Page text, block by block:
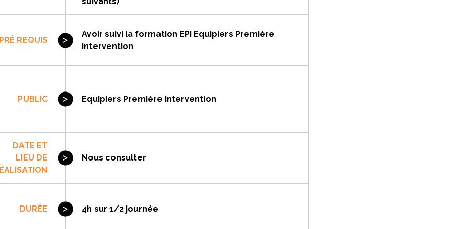
REQUIS
Avoir suivi la formation EPI Equipiers Première
Intervention
PUBLIC Equipiers Première Intervention
DATE ET
LIEU DE
Nous consulter
DURÉE 4h sur 1/2 journée